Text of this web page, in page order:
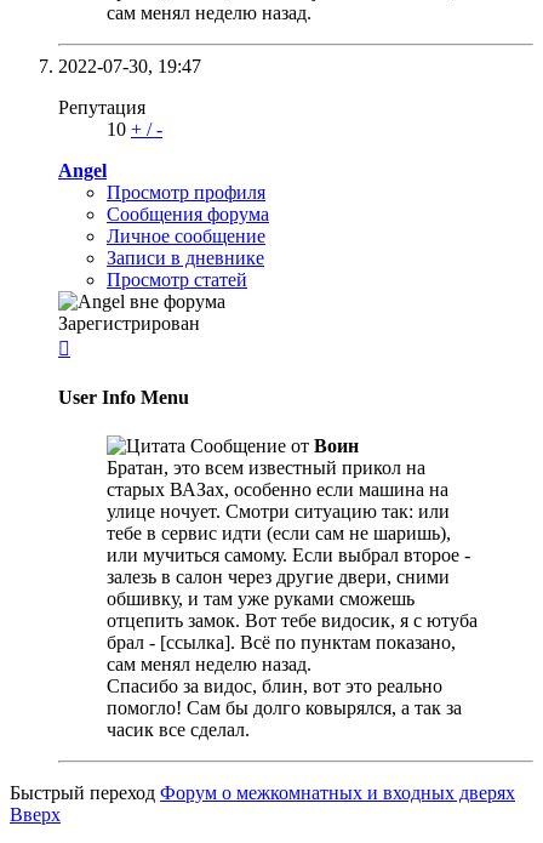
сам менял неделю назад.
2022-07-30, 19:47
Репутация
10 + /-
Angel
Просмотр профиля
Сообщения форума
Личное сообщение
Записи в дневнике
Просмотр статей
Зарегистрирован

User Info Menu
Сообщение от Воин
Братан, это всем известный прикол на
старых ВАЗах, особенно если машина на
улице ночует. Смотри ситуацию так: или
тебе в сервис идти (если сам не шаришь),
или мучиться самому. Если выбрал второе -
залезь в салон через другие двери, сними
обшивку, и там уже руками сможешь
отцепить замок. Вот тебе видосик, я с ютуба
брал - [ссылка]. Всё по пунктам показано,
сам менял неделю назад.
Спасибо за видос, блин, вот это реально
помогло! Сам бы долго ковырялся, а так за
часик все сделал.
Быстрый переход Форум о межкомнатных и входных дверях
Вверх